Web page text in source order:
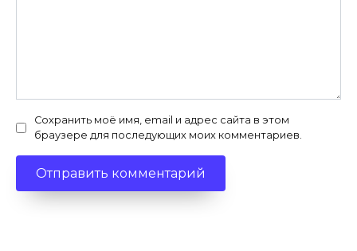
Сохранить моё имя, email и адрес сайта в этом
браузере для последующих моих комментариев.